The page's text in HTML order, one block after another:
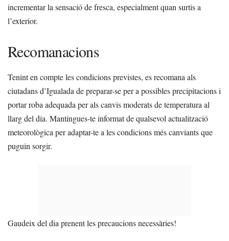
incrementar la sensació de fresca, especialment quan surtis a
l’exterior.
Recomanacions
Tenint en compte les condicions previstes, es recomana als
ciutadans d’Igualada de preparar-se per a possibles precipitacions i
portar roba adequada per als canvis moderats de temperatura al
llarg del dia. Mantingues-te informat de qualsevol actualització
meteorològica per adaptar-te a les condicions més canviants que
puguin sorgir.
Gaudeix del dia prenent les precaucions necessàries!